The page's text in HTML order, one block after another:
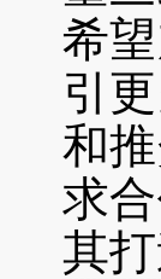
希
引
和
求
其